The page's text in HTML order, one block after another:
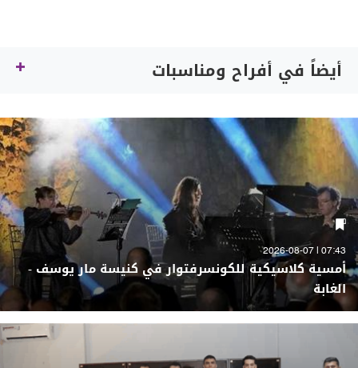
أيضاً في أفراح ومناسبات
07:43 | 2026-08-07
أمسية كلاسيكية للكونسرفتوار في كنيسة مار يوسف -
الغابة